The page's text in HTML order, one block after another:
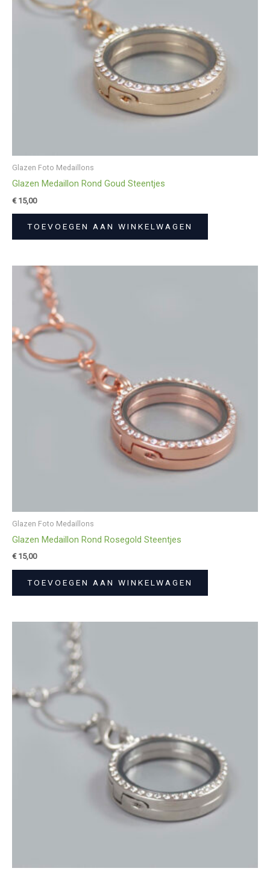
Glazen Foto Medaillons
Glazen Medaillon Rond Goud Steentjes
€15,00
TOEVOEGEN AAN WINKELWAGEN
Glazen Foto Medaillons
Glazen Medaillon Rond Rosegold Steentjes
€15,00
TOEVOEGEN AAN WINKELWAGEN